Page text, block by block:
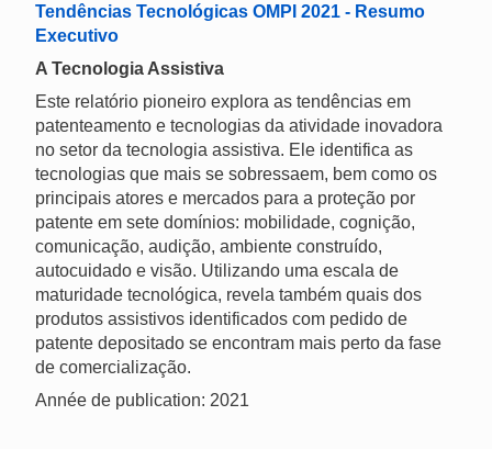
Tendências Tecnológicas OMPI 2021 - Resumo
Executivo
A Tecnologia Assistiva
Este relatório pioneiro explora as tendências em
patenteamento e tecnologias da atividade inovadora
no setor da tecnologia assistiva. Ele identifica as
tecnologias que mais se sobressaem, bem como os
principais atores e mercados para a proteção por
patente em sete domínios: mobilidade, cognição,
comunicação, audição, ambiente construído,
autocuidado e visão. Utilizando uma escala de
maturidade tecnológica, revela também quais dos
produtos assistivos identificados com pedido de
patente depositado se encontram mais perto da fase
de comercialização.
Année de publication: 2021